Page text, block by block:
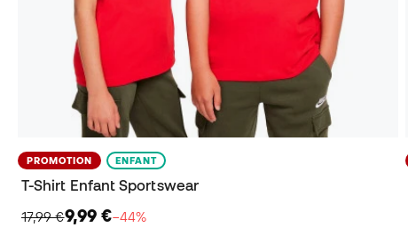
PROMOTION ENFANT
T-Shirt Enfant Sportswear
17,99 €9,99 €−44%